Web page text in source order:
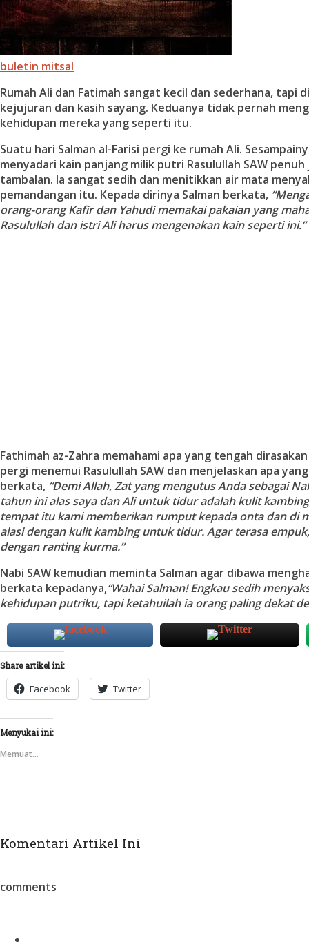
buletin mitsal
Rumah Ali dan Fatimah sangat kecil dan sederhana, tapi
kejujuran dan kasih sayang. Keduanya tidak pernah
kehidupan mereka yang seperti itu.
Suatu hari Salman al-Farisi pergi ke rumah Ali.
menyadari kain panjang milik putri Rasulullah SAW
tambalan. Ia sangat sedih dan menitikkan air mata
pemandangan itu. Kepada dirinya Salman berkata,
orang-orang Kafir dan Yahudi memakai pakaian yang
Rasulullah dan istri Ali harus mengenakan kain seperti ini.”
Fathimah az-Zahra memahami apa yang tengah
pergi menemui Rasulullah SAW dan menjelaskan apa
berkata, “Demi Allah, Zat yang mengutus Anda sebagai
tahun ini alas saya dan Ali untuk tidur adalah kulit
tempat itu kami memberikan rumput kepada onta dan di
alasi dengan kulit kambing untuk tidur. Agar terasa
dengan ranting kurma.”
Nabi SAW kemudian meminta Salman agar dibawa
berkata kepadanya,“Wahai Salman! Engkau sedih
kehidupan putriku, tapi ketahuilah ia orang paling dekat
Share artikel ini:
Facebook Twitter
Menyukai ini:
Memuat...
Komentari Artikel Ini
comments